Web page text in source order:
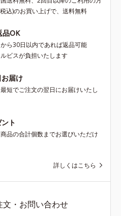
込)のお買い上げで、送料無料
品OK
ら30日以内であれば返品可能
ビスが負担いたします
届け
短でご注文の翌日にお届けいたし
ト
品の合計個数までお選びいただけ
詳しくはこちら
文・お問い合わせ